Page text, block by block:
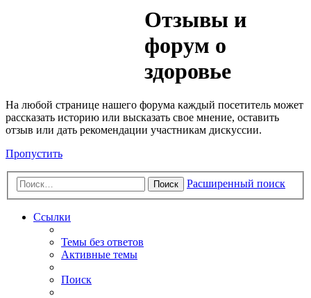
Отзывы и
форум о
здоровье
На любой странице нашего форума каждый посетитель может
рассказать историю или высказать свое мнение, оставить
отзыв или дать рекомендации участникам дискуссии.
Пропустить
Поиск Расширенный поиск
Ссылки
Темы без ответов
Активные темы
Поиск